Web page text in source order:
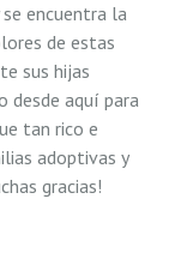
encuentra la
de estas
sus hijas
desde aquí para
tan rico e
adoptivas y
gracias!